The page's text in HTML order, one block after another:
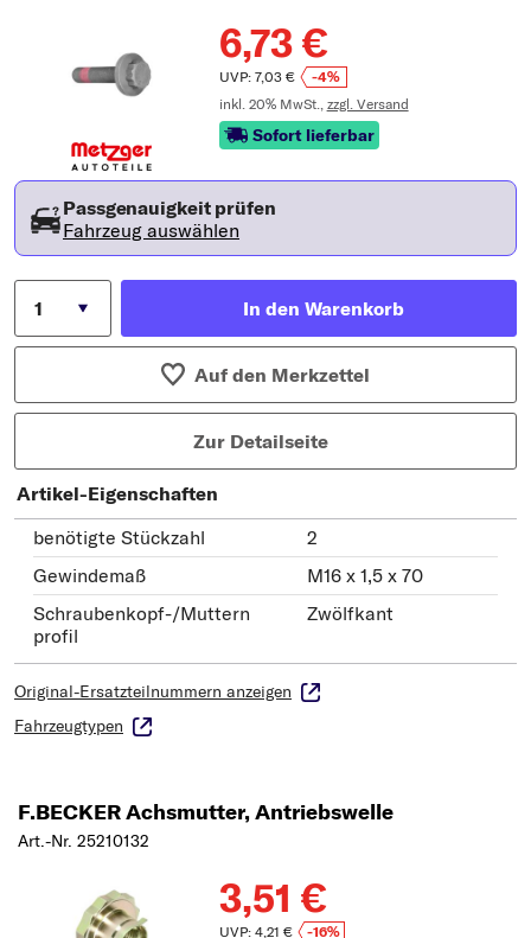
6,73 €
UVP: 7,03 €
-4%
inkl. 20% MwSt., zzgl. Versand
Sofort lieferbar
Passgenauigkeit prüfen
Fahrzeug auswählen
In den Warenkorb
Auf den Merkzettel
Zur Detailseite
Artikel-Eigenschaften
benötigte Stückzahl
2
Gewindemaß
M16 x 1,5 x 70
Schraubenkopf-/Muttern
profil
Zwölfkant
Original-Ersatzteilnummern anzeigen
Fahrzeugtypen
F.BECKER Achsmutter, Antriebswelle
Art.-Nr. 25210132
3,51 €
UVP: 4,21 €
-16%